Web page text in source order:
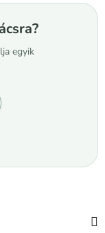
egyik